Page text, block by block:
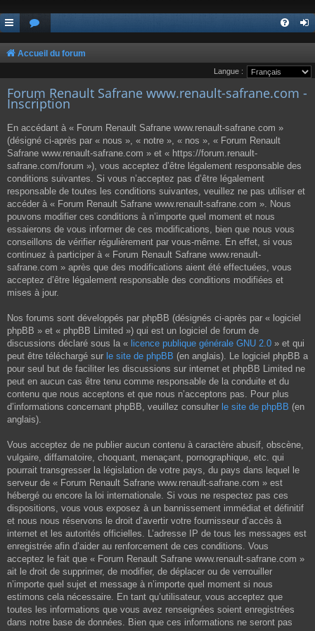
Accueil du forum
Langue :
Forum Renault Safrane www.renault-safrane.com -
Inscription
En accédant à « Forum Renault Safrane www.renault-safrane.com »
(désigné ci-après par « nous », « notre », « nos », « Forum Renault
Safrane www.renault-safrane.com » et « https://forum.renault-
safrane.com/forum »), vous acceptez d’être légalement responsable des
conditions suivantes. Si vous n’acceptez pas d’être légalement
responsable de toutes les conditions suivantes, veuillez ne pas utiliser et
accéder à « Forum Renault Safrane www.renault-safrane.com ». Nous
pouvons modifier ces conditions à n’importe quel moment et nous
essaierons de vous informer de ces modifications, bien que nous vous
conseillons de vérifier régulièrement par vous-même. En effet, si vous
continuez à participer à « Forum Renault Safrane www.renault-
safrane.com » après que des modifications aient été effectuées, vous
acceptez d’être légalement responsable des conditions modifiées et
mises à jour.
Nos forums sont développés par phpBB (désignés ci-après par « logiciel
phpBB » et « phpBB Limited ») qui est un logiciel de forum de
discussions déclaré sous la « licence publique générale GNU 2.0 » et qui
peut être téléchargé sur le site de phpBB (en anglais). Le logiciel phpBB a
pour seul but de faciliter les discussions sur internet et phpBB Limited ne
peut en aucun cas être tenu comme responsable de la conduite et du
contenu que nous acceptons et que nous n’acceptons pas. Pour plus
d’informations concernant phpBB, veuillez consulter le site de phpBB (en
anglais).
Vous acceptez de ne publier aucun contenu à caractère abusif, obscène,
vulgaire, diffamatoire, choquant, menaçant, pornographique, etc. qui
pourrait transgresser la législation de votre pays, du pays dans lequel le
serveur de « Forum Renault Safrane www.renault-safrane.com » est
hébergé ou encore la loi internationale. Si vous ne respectez pas ces
dispositions, vous vous exposez à un bannissement immédiat et définitif
et nous nous réservons le droit d’avertir votre fournisseur d’accès à
internet et les autorités officielles. L’adresse IP de tous les messages est
enregistrée afin d’aider au renforcement de ces conditions. Vous
acceptez le fait que « Forum Renault Safrane www.renault-safrane.com »
ait le droit de supprimer, de modifier, de déplacer ou de verrouiller
n’importe quel sujet et message à n’importe quel moment si nous
estimons cela nécessaire. En tant qu’utilisateur, vous acceptez que
toutes les informations que vous avez renseignées soient enregistrées
dans notre base de données. Bien que ces informations ne seront pas